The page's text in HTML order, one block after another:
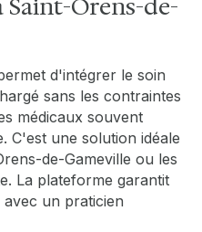
Orens-de-
d'intégrer le soin
sans les contraintes
médicaux souvent
C'est une solution idéale
de-Gameville ou les
La plateforme garantit
un praticien